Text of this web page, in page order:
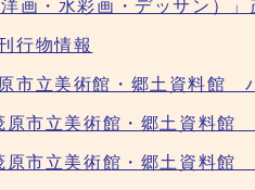
画・水彩画・デッサン）
行物情報
市立美術館・郷土資料館
原市立美術館・郷土資料館
原市立美術館・郷土資料館